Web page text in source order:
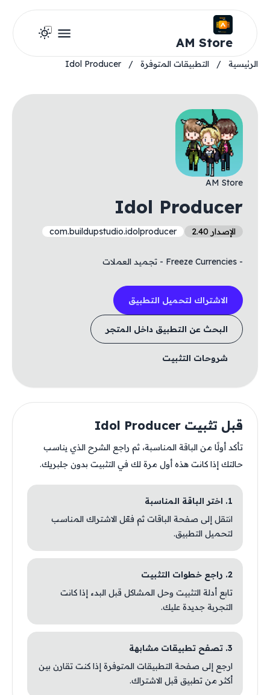
AM Store
الرئيسية / التطبيقات المتوفرة /
Idol Producer
AM Store
Idol Producer
الإصدار 2.40 com.buildupstudio.idolproducer
- Freeze Currencies - تجميد العملات
الاشتراك لتحميل التطبيق
البحث عن التطبيق داخل المتجر
شروحات التثبيت
قبل تثبيت Idol Producer
تأكد أولًا من الباقة المناسبة، ثم راجع الشرح الذي يناسب
حالتك إذا كانت هذه أول مرة لك في التثبيت بدون جلبريك.
1. اختر الباقة المناسبة
انتقل إلى صفحة الباقات ثم فعّل الاشتراك المناسب
لتحميل التطبيق.
2. راجع خطوات التثبيت
تابع أدلة التثبيت وحل المشاكل قبل البدء إذا كانت
التجربة جديدة عليك.
3. تصفح تطبيقات مشابهة
ارجع إلى صفحة التطبيقات المتوفرة إذا كنت تقارن بين
أكثر من تطبيق قبل الاشتراك.